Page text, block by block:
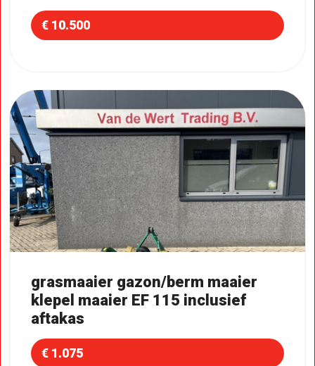
€ 10.500
grasmaaier gazon/berm maaier
klepel maaier EF 115 inclusief
aftakas
€ 1.075